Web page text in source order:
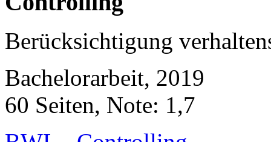
Berücksichtigung
Bachelorarbeit, 2019
60 Seiten, Note: 1,7